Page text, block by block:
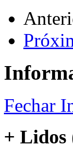
Fechar
+ Lidos